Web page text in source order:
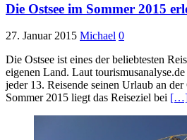
Die Ostsee im Sommer 2015
27. Januar 2015 Michael 0
Die Ostsee ist eines der beliebtesten
eigenen Land. Laut
jeder 13. Reisende seinen Urlaub an
Sommer 2015 liegt das Reiseziel bei